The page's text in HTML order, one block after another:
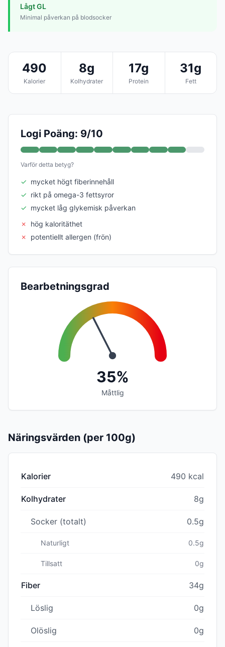
Lågt GL
Minimal påverkan på blodsocker
490
Kalorier
8g
Kolhydrater
17g
Protein
31g
Fett
Logi Poäng: 9/10
Varför detta betyg?
✓ mycket högt fiberinnehåll
✓ rikt på omega-3 fettsyror
✓ mycket låg glykemisk påverkan
✗
hög kaloritäthet
✗
potentiellt allergen (frön)
Bearbetningsgrad
35%
Måttlig
Näringsvärden (per 100g)
Kalorier 490 kcal
Kolhydrater 8g
Socker (totalt) 0.5g
Naturligt 0.5g
Tillsatt 0g
Fiber 34g
Löslig 0g
Olöslig 0g